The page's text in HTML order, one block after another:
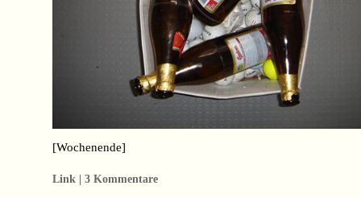
[Wochenende]
Link | 3 Kommentare